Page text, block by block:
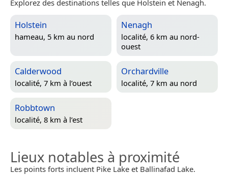
Explorez des destinations telles que Holstein et Nenagh.
Holstein
hameau, 5 km au nord
Nenagh
localité, 6 km au nord-
ouest
Calderwood
localité, 7 km à l’ouest
Orchardville
localité, 7 km au nord
Robbtown
localité, 8 km à l’est
Lieux notables à proximité
Les points forts incluent Pike Lake et Ballinafad Lake.